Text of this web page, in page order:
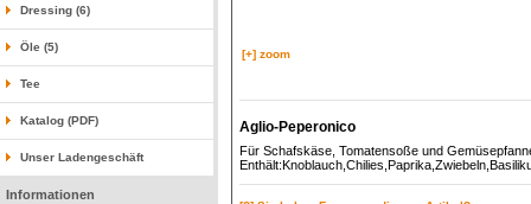
Dressing (6)
Öle (5)
Tee
Katalog (PDF)
Unser Ladengeschäft
Informationen
[+] zoom
Aglio-Peperonico
Für Schafskäse, Tomatensoße und